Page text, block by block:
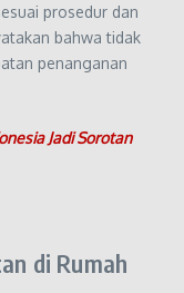
prosedur dan
bahwa tidak
penanganan
Jadi Sorotan
di Rumah